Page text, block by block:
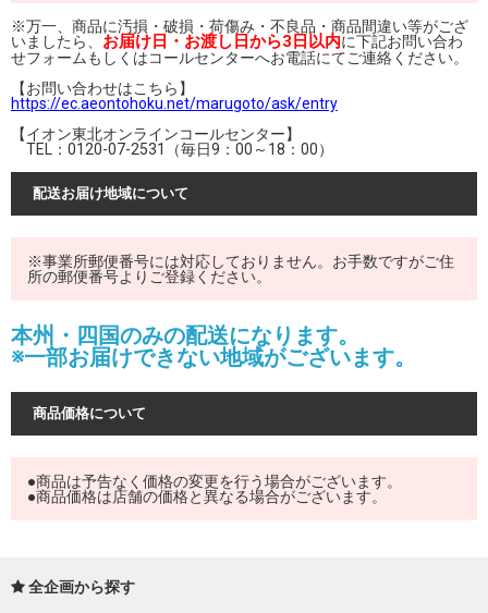
※万一、商品に汚損・破損・荷傷み・不良品・商品間違い等がござ
いましたら、 お届け日・お渡し日から3日以内に下記お問い合わ
せフォームもしくはコールセンターへお電話にてご連絡ください。
【お問い合わせはこちら】
https://ec.aeontohoku.net/marugoto/ask/entry
【イオン東北オンラインコールセンター】
TEL：0120-07-2531（毎日9：00～18：00）
配送お届け地域について
※事業所郵便番号には対応しておりません。お手数ですがご住
所の郵便番号よりご登録ください。
本州・四国のみの配送になります。
※一部お届けできない地域がございます。
商品価格について
●商品は予告なく価格の変更を行う場合がございます。
●商品価格は店舗の価格と異なる場合がございます。
全企画から探す